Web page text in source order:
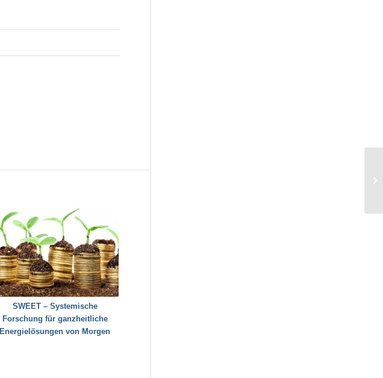
SWEET – Systemische
Forschung für ganzheitliche
Energielösungen von Morgen